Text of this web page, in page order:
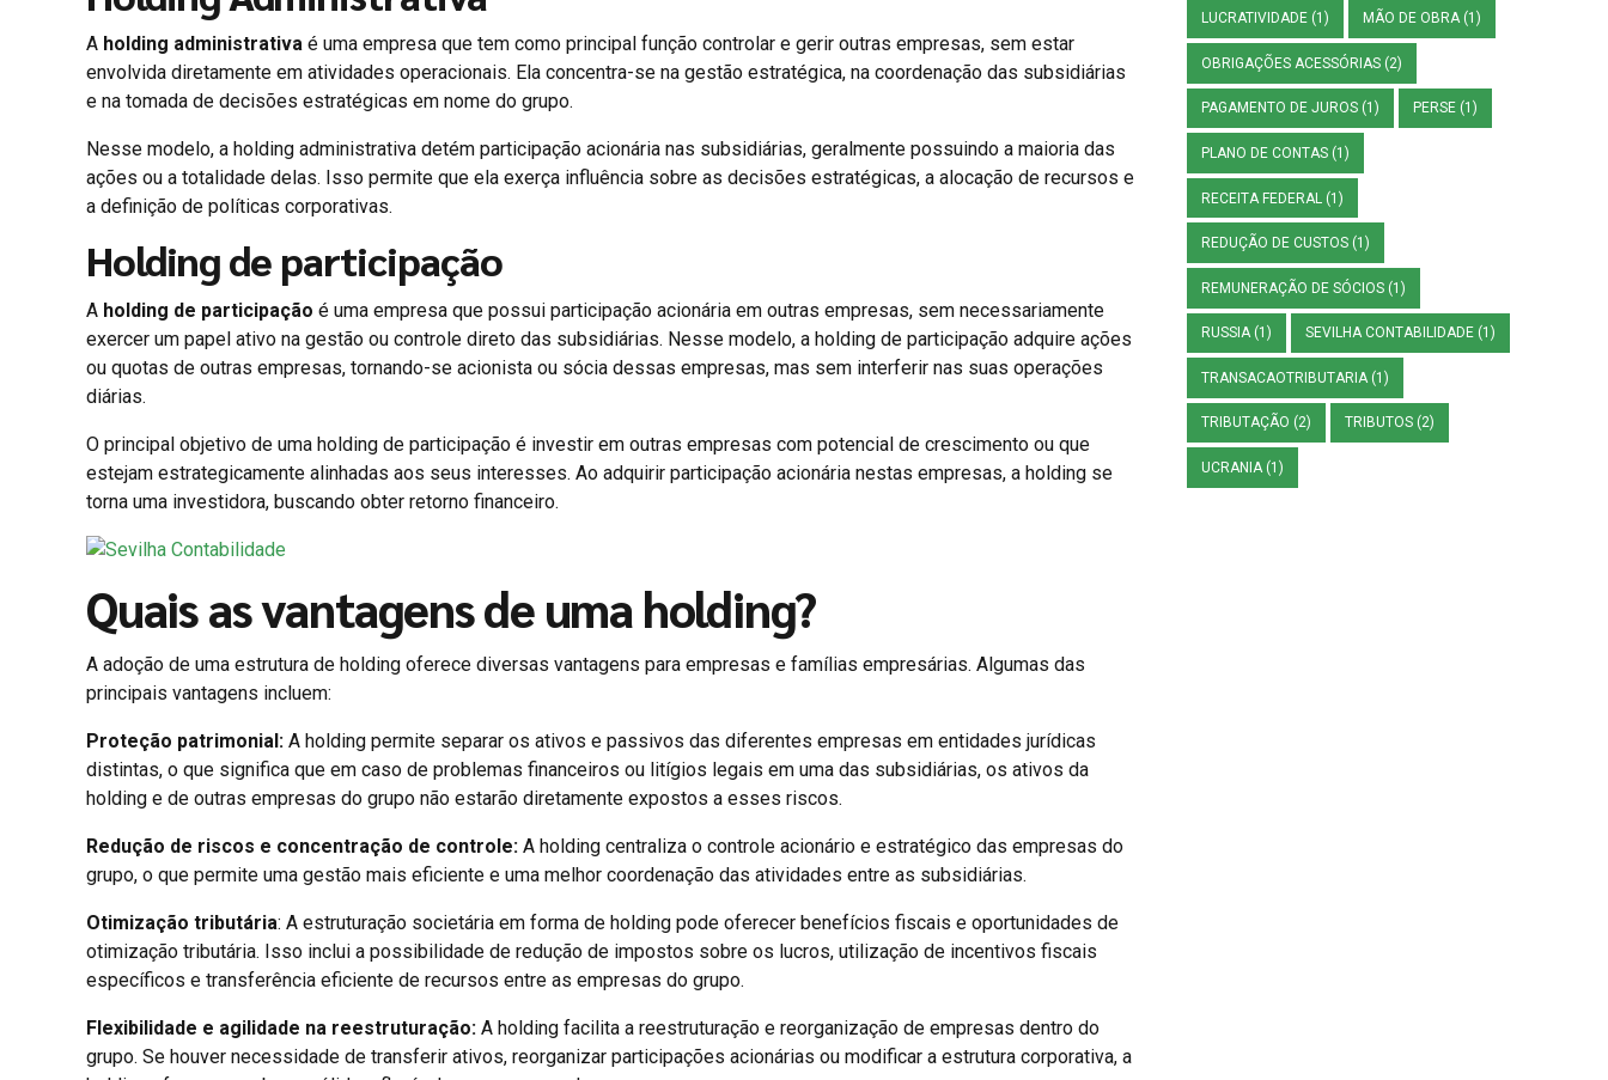
A holding administrativa é uma empresa que tem como principal função controlar e gerir outras empresas, sem estar
envolvida diretamente em atividades operacionais. Ela concentra-se na gestão estratégica, na coordenação das subsidiárias
e na tomada de decisões estratégicas em nome do grupo.
Nesse modelo, a holding administrativa detém participação acionária nas subsidiárias, geralmente possuindo a maioria das
ações ou a totalidade delas. Isso permite que ela exerça influência sobre as decisões estratégicas, a alocação de recursos e
a definição de políticas corporativas.
Holding de participação
A holding de participação é uma empresa que possui participação acionária em outras empresas, sem necessariamente
exercer um papel ativo na gestão ou controle direto das subsidiárias. Nesse modelo, a holding de participação adquire ações
ou quotas de outras empresas, tornando-se acionista ou sócia dessas empresas, mas sem interferir nas suas operações
diárias.
O principal objetivo de uma holding de participação é investir em outras empresas com potencial de crescimento ou que
estejam estrategicamente alinhadas aos seus interesses. Ao adquirir participação acionária nestas empresas, a holding se
torna uma investidora, buscando obter retorno financeiro.
Quais as vantagens de uma holding?
A adoção de uma estrutura de holding oferece diversas vantagens para empresas e famílias empresárias. Algumas das
principais vantagens incluem:
Proteção patrimonial: A holding permite separar os ativos e passivos das diferentes empresas em entidades jurídicas
distintas, o que significa que em caso de problemas financeiros ou litígios legais em uma das subsidiárias, os ativos da
holding e de outras empresas do grupo não estarão diretamente expostos a esses riscos.
Redução de riscos e concentração de controle: A holding centraliza o controle acionário e estratégico das empresas do
grupo, o que permite uma gestão mais eficiente e uma melhor coordenação das atividades entre as subsidiárias.
Otimização tributária: A estruturação societária em forma de holding pode oferecer benefícios fiscais e oportunidades de
otimização tributária. Isso inclui a possibilidade de redução de impostos sobre os lucros, utilização de incentivos fiscais
específicos e transferência eficiente de recursos entre as empresas do grupo.
Flexibilidade e agilidade na reestruturação: A holding facilita a reestruturação e reorganização de empresas dentro do
grupo. Se houver necessidade de transferir ativos, reorganizar participações acionárias ou modificar a estrutura corporativa, a
LUCRATIVIDADE (1) MÃO DE OBRA(1)
OBRIGAÇÕES ACESSÓRIAS (2)
PAGAMENTO DE JUROS (1) PERSE (1)
PLANO DE CONTAS (1)
RECEITA FEDERAL (1)
REDUÇÃO DE CUSTOS (1)
REMUNERAÇÃO DE SÓCIOS (1)
RUSSIA(1) SEVILHA CONTABILIDADE (1)
TRANSACAOTRIBUTARIA(1)
TRIBUTAÇÃO (2) TRIBUTOS (2)
UCRANIA(1)